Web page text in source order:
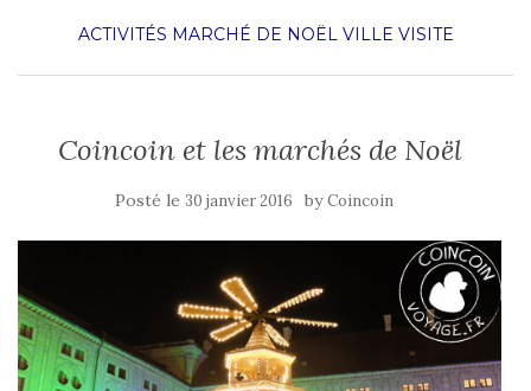
ACTIVITÉS MARCHÉ DE NOËL VILLE VISITE
Coincoin et les marchés de Noël
Posté le 30 janvier 2016 byCoincoin